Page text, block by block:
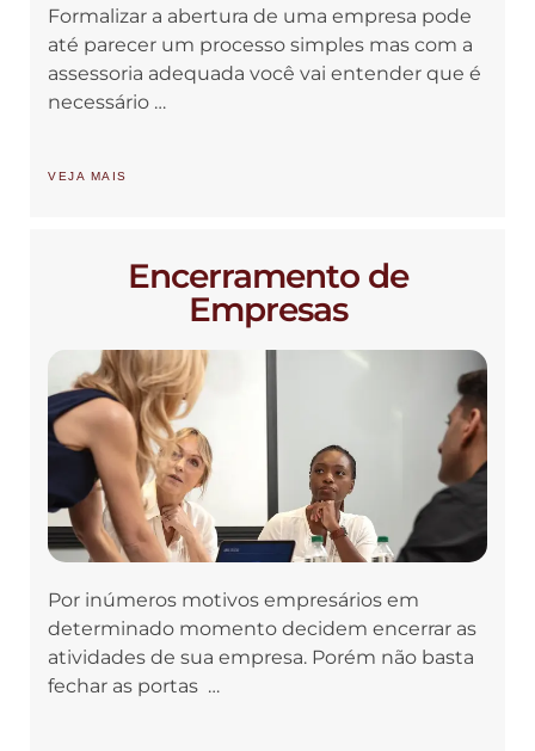
Formalizar a abertura de uma empresa pode
até parecer um processo simples mas com a
assessoria adequada você vai entender que é
necessário …
VEJA MAIS
Encerramento de
Empresas
Por inúmeros motivos empresários em
determinado momento decidem encerrar as
atividades de sua empresa. Porém não basta
fechar as portas …